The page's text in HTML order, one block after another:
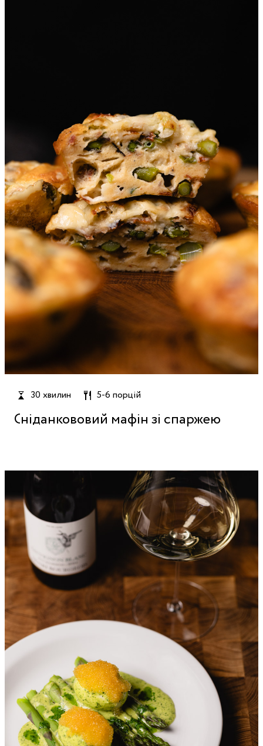
30 хвилин 5-6 порцій
Сніданкововий мафін зі спаржею